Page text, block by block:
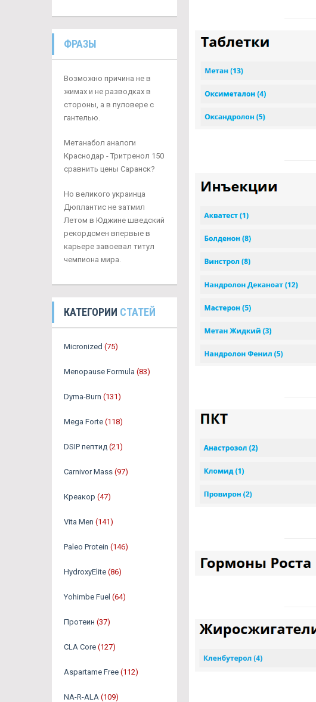
ФРАЗЫ
Возможно причина не в
жимах и не разводках в
стороны, а в пуловере с
гантелью.
Метанабол аналоги
Краснодар - Тритренол 150
сравнить цены Саранск?
Но великого украинца
Дюплантис не затмил
Летом в Юджине шведский
рекордсмен впервые в
карьере завоевал титул
чемпиона мира.
КАТЕГОРИИ СТАТЕЙ
Micronized (75)
Menopause Formula (83)
Dyma-Burn (131)
Mega Forte (118)
DSIP пептид (21)
Carnivor Mass (97)
Креакор (47)
Vita Men (141)
Paleo Protein (146)
HydroxyElite (86)
Yohimbe Fuel (64)
Протеин (37)
CLA Core (127)
Aspartame Free (112)
NA-R-ALA (109)